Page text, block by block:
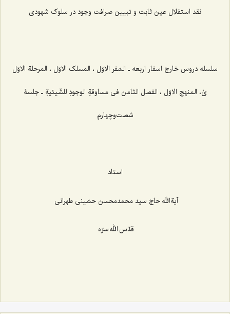
نقد استقلال عین ثابت و تبیین صرافت وجود در سلوک شهودی
سلسله دروس خارج اسفار اربعه ـ السّفر الاوّل ، المسلک الاوّل ، المرحلة الاوّل
یٰ، المنهج الاوّل ، الفصل الثامن فی مساوقةِ الوجودِ للشّیئیةِ ـ جلسۀ
شصت‌وچهارم
استاد
آیةالله حاج سید محمدمحسن حسّینی طهرانی
قدّس الله سرّه